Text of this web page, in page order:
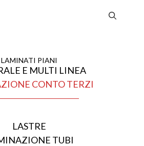
LAMINATI PIANI
E MULTI LINEA
CONTO TERZI
LASTRE
TUBI